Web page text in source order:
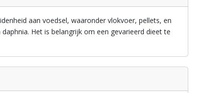
aan voedsel, waaronder vlokvoer, pellets, en
Het is belangrijk om een gevarieerd dieet te